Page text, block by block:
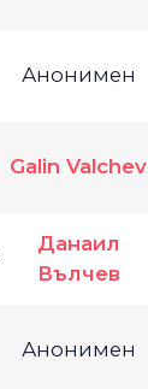
Анонимен
Galin Valchev
Данаил
Вълчев
Анонимен